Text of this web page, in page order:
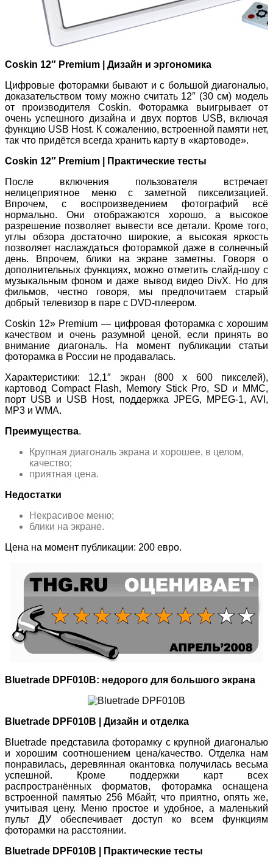
Coskin 12″ Premium | Дизайн и эргономика
Цифровые фоторамки бывают и с большой диагональю,
доказательством тому можно считать 12″ (30 см) модель
от производителя Coskin. Фоторамка выигрывает от
очень успешного дизайна и двух портов USB, включая
функцию USB Host. К сожалению, встроенной памяти нет,
так что придётся всегда хранить карту в «картоводе».
Coskin 12″ Premium | Практические тесты
После включения пользователя встречает
нелицеприятное меню с заметной пикселизацией.
Впрочем, с воспроизведением фотографий всё
нормально. Они отображаются хорошо, а высокое
разрешение позволяет вывести все детали. Кроме того,
углы обзора достаточно широкие, а высокая яркость
позволяет наслаждаться фоторамкой даже в солнечный
день. Впрочем, блики на экране заметны. Говоря о
дополнительных функциях, можно отметить слайд-шоу с
музыкальным фоном и даже вывод видео DivX. Но для
фильмов, честно говоря, мы предпочитаем старый
добрый телевизор в паре с DVD-плеером.
Coskin 12» Premium — цифровая фоторамка с хорошим
качеством и очень разумной ценой, если принять во
внимание диагональ. На момент публикации статьи
фоторамка в России не продавалась.
Характеристики: 12,1″ экран (800 x 600 пикселей),
картовод Compact Flash, Memory Stick Pro, SD и MMC,
порт USB и USB Host, поддержка JPEG, MPEG-1, AVI,
MP3 и WMA.
Преимущества.
Крупная диагональ экрана и хорошее, в целом,
качество;
приятная цена.
Недостатки
Некрасивое меню;
блики на экране.
Цена на момент публикации: 200 евро.
Bluetrade DPF010B: недорого для большого экрана
Bluetrade DPF010B | Дизайн и отделка
Bluetrade представила фоторамку с крупной диагональю
и хорошим соотношением цена/качество. Отделка нам
понравилась, деревянная окантовка получилась весьма
успешной. Кроме поддержки карт всех
распространённых форматов, фоторамка оснащена
встроенной памятью 256 Мбайт, что приятно, опять же,
учитывая цену. Меню простое и удобное, а маленький
пульт ДУ обеспечивает доступ ко всем функциям
фоторамки на расстоянии.
Bluetrade DPF010B | Практические тесты